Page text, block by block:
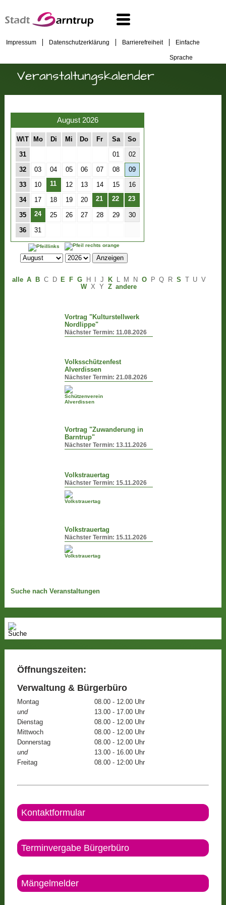
Impressum Datenschutzerklärung Barrierefreiheit Einfache
Sprache
Veranstaltungskalender
August 2026
W\T Mo Di Mi Do Fr Sa So
31 01 02
32 03 04 05 06 07 08 09
33 10 11 12 13 14 15 16
34 17 18 19 20 21 22 23
35 24 25 26 27 28 29 30
36 31
alle A B C D E F G H J K L M N O P Q R S U V
W X Y Z andere
Vortrag "Kulturstellwerk
Nordlippe"
Nächster Termin:11.08.2026
Volksschützenfest
Alverdissen
Nächster Termin:21.08.2026
Vortrag "Zuwanderung in
Barntrup"
Nächster Termin:13.11.2026
Volkstrauertag
Nächster Termin:15.11.2026
Volkstrauertag
Nächster Termin:15.11.2026
Suche nach Veranstaltungen
Öffnungszeiten:
Verwaltung & Bürgerbüro
Montag
08.00 - 12.00 Uhr
und
13.00 - 17.00 Uhr
Dienstag
08.00 - 12.00 Uhr
Mittwoch
08.00 - 12.00 Uhr
Donnerstag
08.00 - 12.00 Uhr
und
13.00 - 16.00 Uhr
Freitag
08.00 - 12:00 Uhr
Kontaktformular
Terminvergabe Bürgerbüro
Mängelmelder